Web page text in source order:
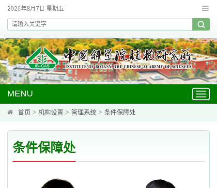
2026年8月7日 星期五
MENU
首页 > 机构设置 > 管理系统 > 条件保障处
条件保障处